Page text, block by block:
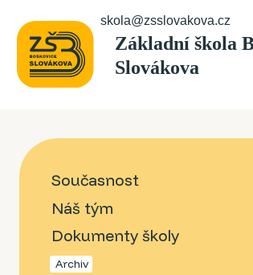
skola@zsslovakova.cz
Současnost
Náš tým
Dokumenty školy
Archiv